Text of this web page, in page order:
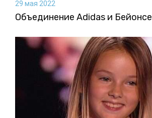
29 мая 2022
Объединение Adidas и Бейонсе